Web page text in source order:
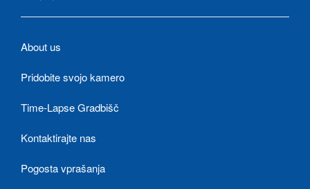
About us
Pridobite svojo kamero
Time-Lapse Gradbišč
Kontaktirajte nas
Pogosta vprašanja